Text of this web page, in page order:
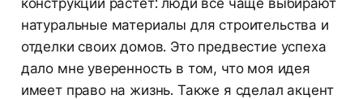
натуральные материалы для строительства и
отделки своих домов. Это предвестие успеха
дало мне уверенность в том, что моя идея
имеет право на жизнь. Также я сделал акцент